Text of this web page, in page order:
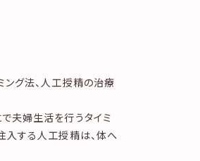
ング法、人工授精の治療
夫婦生活を行うタイミ
入する人工授精は、体へ